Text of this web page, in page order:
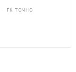
ГК ТОЧНО